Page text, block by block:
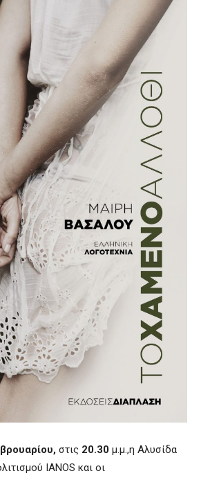
στις 20.30 μ.μ.,η Αλυσίδα
IANOS και οι